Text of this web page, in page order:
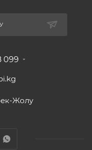
099
Жолу